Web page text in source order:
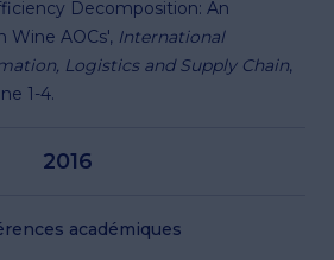
Decomposition: An
Wine AOCs', International
Logistics and Supply Chain,
1-4.
2016
académiques